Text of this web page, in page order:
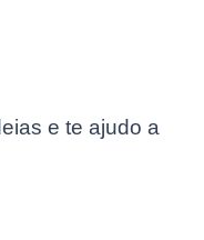
e te ajudo a